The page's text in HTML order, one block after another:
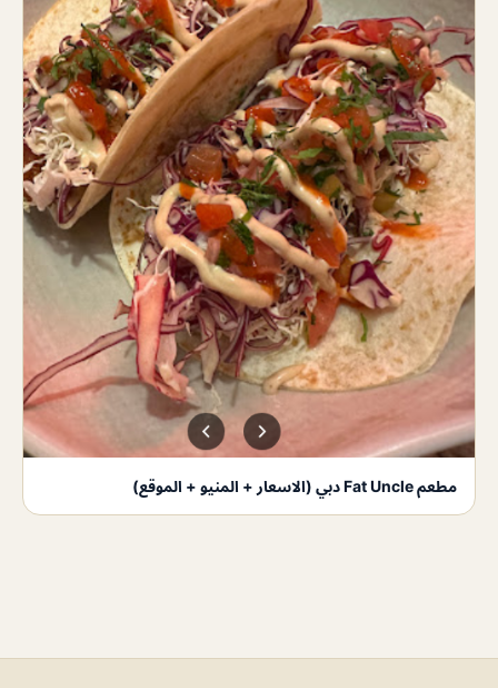
مطعم Fat Uncle دبي (الاسعار + المنيو + الموقع)